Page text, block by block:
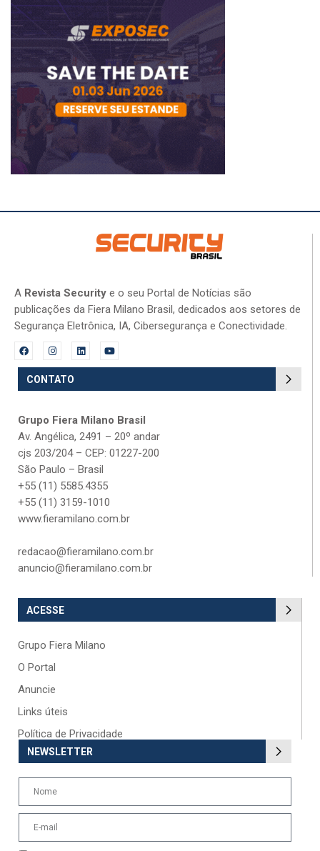
A Revista Security e o seu Portal de Notícias são
publicações da Fiera Milano Brasil, dedicados aos setores de
Segurança Eletrônica, IA, Cibersegurança e Conectividade.
CONTATO
Grupo Fiera Milano Brasil
Av. Angélica, 2491 – 20º andar
cjs 203/204 – CEP: 01227-200
São Paulo – Brasil
+55 (11) 5585.4355
+55 (11) 3159-1010
www.fieramilano.com.br
redacao@fieramilano.com.br
anuncio@fieramilano.com.br
ACESSE
Grupo Fiera Milano
O Portal
Anuncie
Links úteis
Política de Privacidade
NEWSLETTER